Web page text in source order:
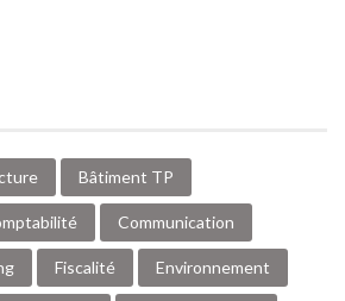
Bâtiment TP
Communication
Fiscalité Environnement